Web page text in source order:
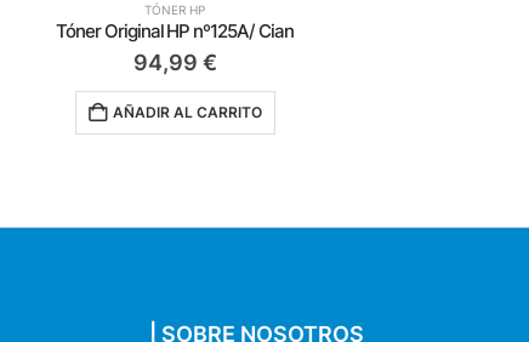
TÓNER HP
Tóner Original HP nº304A/ Cian
159,00€
AÑADIR AL CARRITO
| SOBRE NOSOTROS